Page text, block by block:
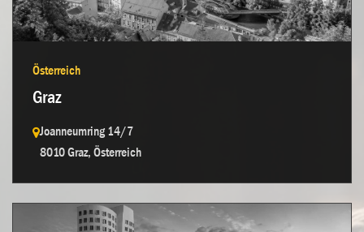
Kontakt aufnehmen →
Österreich
Graz
Joanneumring 14/7
8010 Graz, Österreich